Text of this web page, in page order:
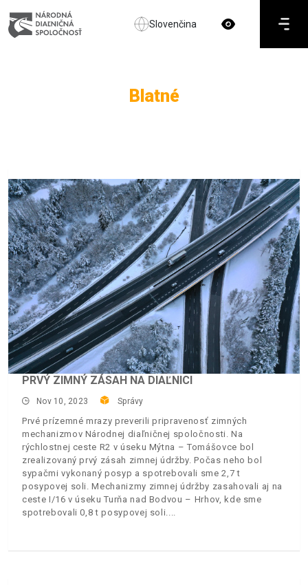
Slovenčina
Blatné
PRVÝ ZIMNÝ ZÁSAH NA DIAĽNICI
Nov 10, 2023 Správy
Prvé prízemné mrazy preverili pripravenosť zimných
mechanizmov Národnej diaľničnej spoločnosti. Na
rýchlostnej ceste R2 v úseku Mýtna – Tomášovce bol
zrealizovaný prvý zásah zimnej údržby. Počas neho bol
sypačmi vykonaný posyp a spotrebovali sme 2,7 t
posypovej soli. Mechanizmy zimnej údržby zasahovali aj na
ceste I/16 v úseku Turňa nad Bodvou – Hrhov, kde sme
spotrebovali 0,8 t posypovej soli.